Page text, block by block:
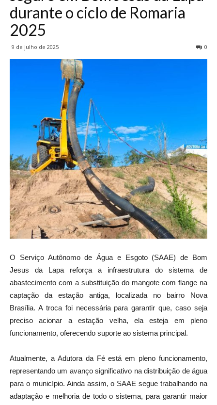
durante o ciclo de Romaria
2025
9 de julho de 2025 0
O Serviço Autônomo de Água e Esgoto (SAAE) de Bom
Jesus da Lapa reforça a infraestrutura do sistema de
abastecimento com a substituição do mangote com flange na
captação da estação antiga, localizada no bairro Nova
Brasília. A troca foi necessária para garantir que, caso seja
preciso acionar a estação velha, ela esteja em pleno
funcionamento, oferecendo suporte ao sistema principal.
Atualmente, a Adutora da Fé está em pleno funcionamento,
representando um avanço significativo na distribuição de água
para o município. Ainda assim, o SAAE segue trabalhando na
adaptação e melhoria de todo o sistema, para garantir maior